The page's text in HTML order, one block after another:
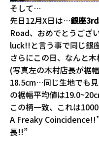
そして…
先日12月X日は…銀座
Road、おめでとうご
luck!!と言う事で同じ銀
さらにこの日、なんと
(写真左の木村店長が裾
18.5cm…同じ生地でも
の裾幅平均値は
この柄一致、これは
A Freaky
長!!”